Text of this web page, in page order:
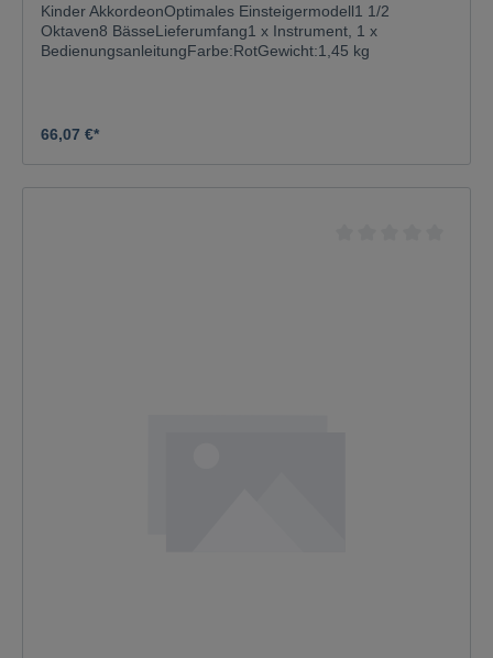
Kinder AkkordeonOptimales Einsteigermodell1 1/2
Oktaven8 BässeLieferumfang1 x Instrument, 1 x
BedienungsanleitungFarbe:RotGewicht:1,45 kg
66,07 €*